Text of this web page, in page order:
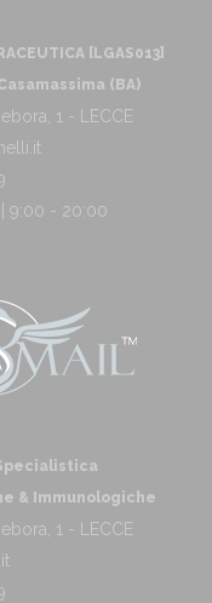
[LGAS013]
(BA)
1 - LECCE
9:00 - 20:00
& Immunologiche
1 - LECCE